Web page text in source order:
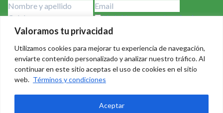
Valoramos tu privacidad
Utilizamos cookies para mejorar tu experiencia de navegación,
enviarte contenido personalizado y analizar nuestro tráfico. Al
continuar en este sitio aceptas el uso de cookies en el sitio
web. Términos y condiciones
Aceptar
He leído y acepto los términos y
condiciones
Stevia Life 2023-2024 - Derechos Reservados Creado por
Política de privacidad